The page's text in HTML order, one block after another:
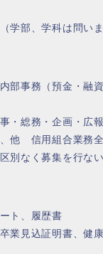
学部、学科は問いま
部事務（預金・融
・総務・企画・広
他 信用組合業務
別なく募集を行ない
ト、履歴書
業見込証明書、健